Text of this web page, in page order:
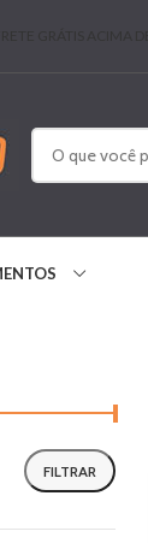
FILTRAR